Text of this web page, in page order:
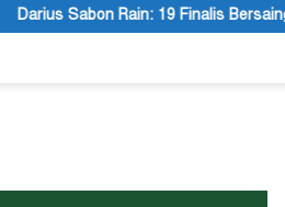
Bersaing Memasuki Tahap